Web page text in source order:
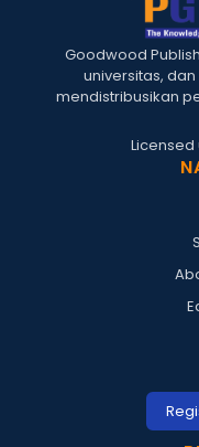
Goodwood
universitas,
mendistribusikan